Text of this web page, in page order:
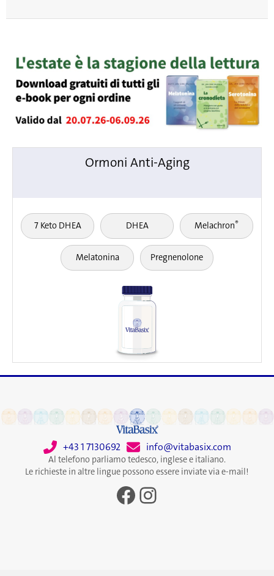
Ormoni Anti-Aging
7 Keto DHEA DHEA Melachron®
Melatonina Pregnenolone
+43 1 7130692 info@vitabasix.com
Al telefono parliamo tedesco, inglese e italiano.
Le richieste in altre lingue possono essere inviate via e-mail!
Facebook
Instagram